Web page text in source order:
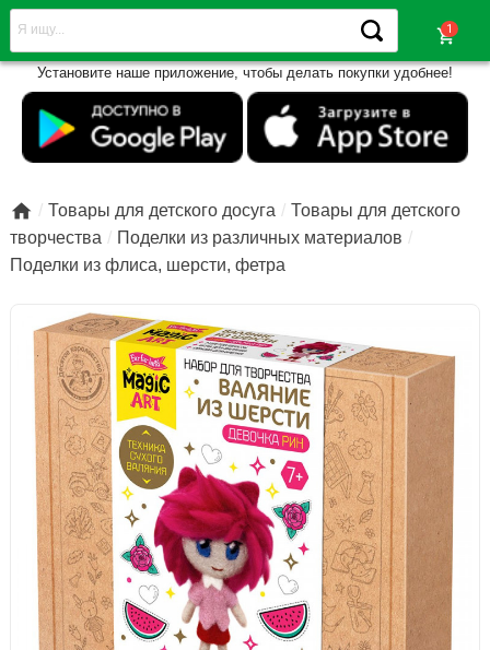
shopping_cart
Установите наше приложение, чтобы делать покупки удобнее!
 Товары для детского досуга
Товары для детского
творчества
Поделки из различных материалов
Поделки из флиса, шерсти, фетра